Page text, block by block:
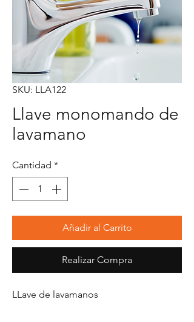
SKU: LLA122
Llave monomando de
lavamano
Cantidad *
Añadir al Carrito
Realizar Compra
LLave de lavamanos